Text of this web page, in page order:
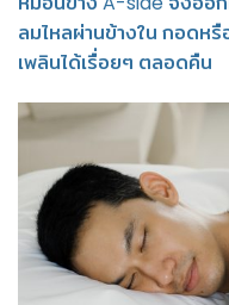
ลมไหลผ่านข้างใน กอดห
เพลินได้เรื่อยๆ ตลอดคืน